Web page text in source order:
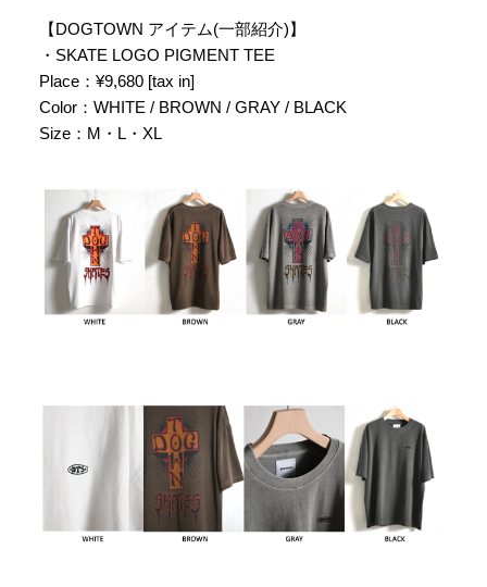
【DOGTOWN アイテム(一部紹介)】
・SKATE LOGO PIGMENT TEE
Place：¥9,680 [tax in]
Color：WHITE / BROWN / GRAY / BLACK
Size：M・L・XL